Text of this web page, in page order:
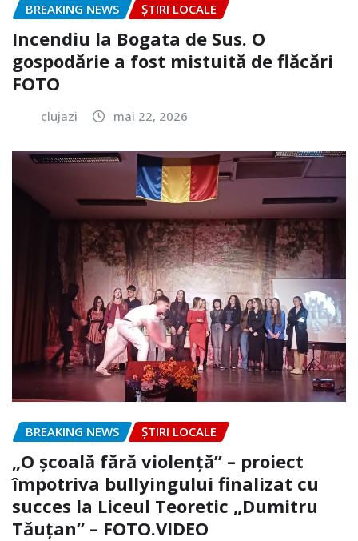
BREAKING NEWS ȘTIRI LOCALE
Incendiu la Bogata de Sus. O
gospodărie a fost mistuită de flăcări
FOTO
clujazi mai 22, 2026
BREAKING NEWS ȘTIRI LOCALE
„O școală fără violență” – proiect
împotriva bullyingului finalizat cu
succes la Liceul Teoretic „Dumitru
Tăuțan” – FOTO.VIDEO